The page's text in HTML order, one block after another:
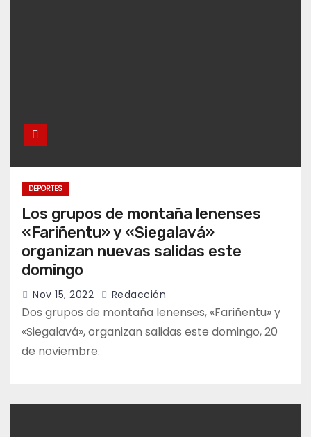
DEPORTES
Los grupos de montaña lenenses
«Fariñentu» y «Siegalavá»
organizan nuevas salidas este
domingo
Nov 15, 2022 Redacción
Dos grupos de montaña lenenses, «Fariñentu» y
«Siegalavá», organizan salidas este domingo, 20
de noviembre.